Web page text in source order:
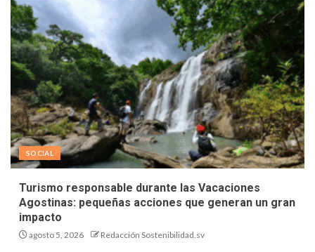
SOCIAL
Turismo responsable durante las Vacaciones
Agostinas: pequeñas acciones que generan un gran
impacto
agosto 5, 2026 Redacción Sostenibilidad.sv